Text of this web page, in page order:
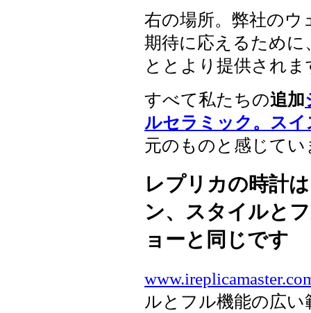
右の場所。弊社の
期待に応えるため
ととより提供されま
すべて私たちの追加
ルセラミック。ス
元のものと感じてい
レプリカの時計
ン、スタイルと
ョーと同じです
ルとフル機能の広